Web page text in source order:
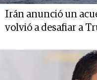
Irán anunció un
volvió a desafiar a